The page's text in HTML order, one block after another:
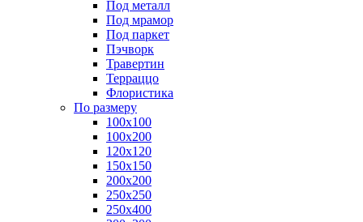
Под металл
Под мрамор
Под паркет
Пэчворк
Травертин
Терраццо
Флористика
По размеру
100х100
100х200
120х120
150х150
200х200
250х250
250х400